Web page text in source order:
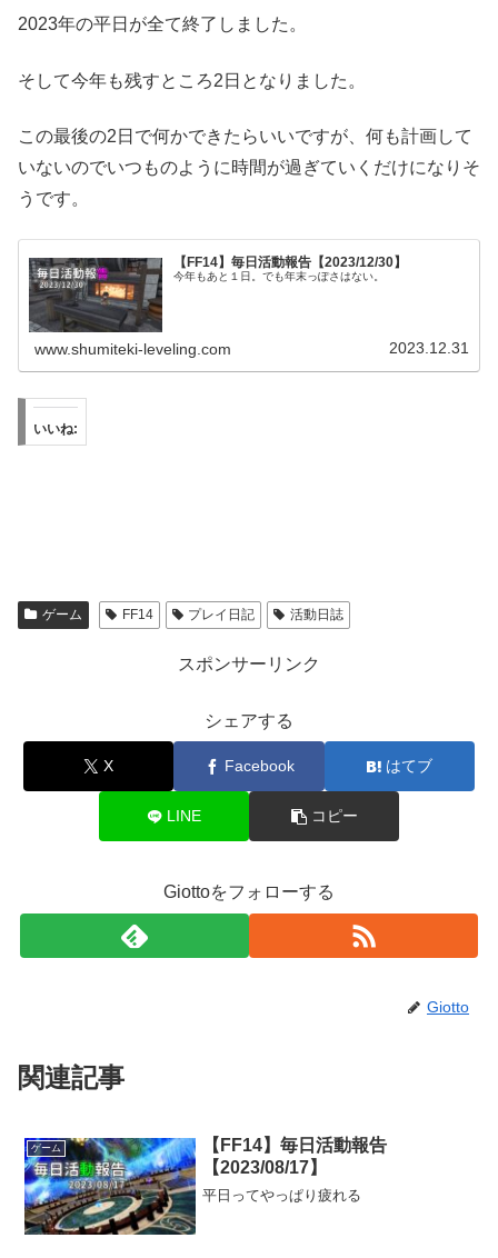
2023年の平日が全て終了しました。
そして今年も残すところ2日となりました。
この最後の2日で何かできたらいいですが、何も計画して
いないのでいつものように時間が過ぎていくだけになりそ
うです。
【FF14】毎日活動報告【2023/12/30】
今年もあと１日。でも年末っぽさはない。
www.shumiteki-leveling.com 2023.12.31
いいね:
ゲーム FF14 プレイ日記 活動日誌
スポンサーリンク
シェアする
X Facebook はてブ
LINE コピー
Giottoをフォローする
Giotto
関連記事
ゲーム
【FF14】毎日活動報告
【2023/08/17】
平日ってやっぱり疲れる